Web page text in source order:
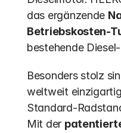
das ergänzende
Betriebskosten-
bestehende
Besonders stolz
weltweit
Standard-
Mit der